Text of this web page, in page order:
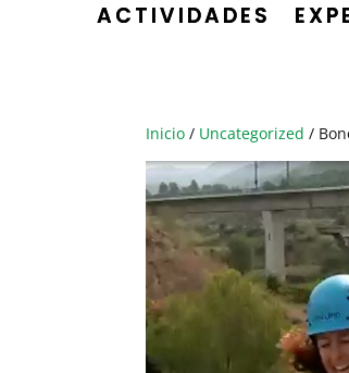
ACTIVIDADES
Inicio / Uncategorized /